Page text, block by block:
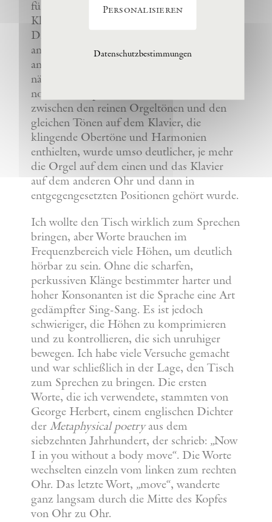
für Fender Rhodes Piano, akustisches
Klavier, Violine und Gesang komponiert.
Die Töne wurden von einer Seite zur
anderen geschwenkt und schienen in einem
anderen Bereich nachzuhallen – tiefer und
näher an der Basis des Kopfes – als bei
normalen Kopfhörern. Der Unterschied
zwischen den reinen Orgeltönen und den
gleichen Tönen auf dem Klavier, die
klingende Obertöne und Harmonien
enthielten, wurde umso deutlicher, je mehr
die Orgel auf dem einen und das Klavier
auf dem anderen Ohr und dann in
entgegengesetzten Positionen gehört wurde.
Ich wollte den Tisch wirklich zum Sprechen
bringen, aber Worte brauchen im
Frequenzbereich viele Höhen, um deutlich
hörbar zu sein. Ohne die scharfen,
perkussiven Klänge bestimmter harter und
hoher Konsonanten ist die Sprache eine Art
gedämpfter Sing-Sang. Es ist jedoch
schwieriger, die Höhen zu komprimieren
und zu kontrollieren, die sich unruhiger
bewegen. Ich habe viele Versuche gemacht
und war schließlich in der Lage, den Tisch
zum Sprechen zu bringen. Die ersten
Worte, die ich verwendete, stammten von
George Herbert, einem englischen Dichter
derMetaphysical poetryaus dem
siebzehnten Jahrhundert, der schrieb: „Now
I in you without a body move“. Die Worte
wechselten einzeln vom linken zum rechten
Ohr. Das letzte Wort, „move“, wanderte
ganz langsam durch die Mitte des Kopfes
von Ohr zu Ohr.
Personalisieren
Datenschutzbestimmungen